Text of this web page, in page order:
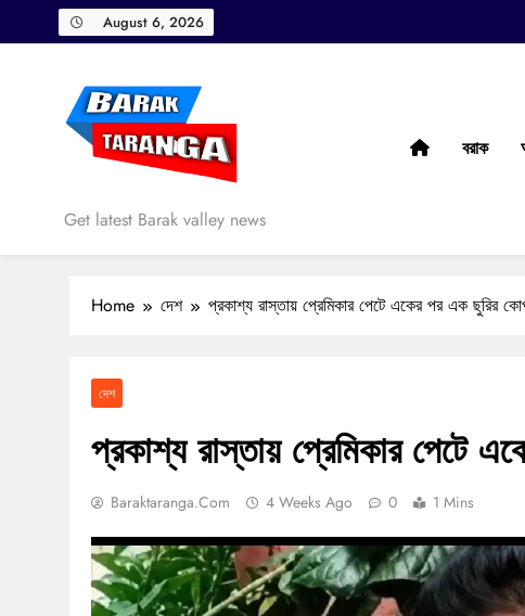
to
August 6, 2026
Barak Taranga
Get latest Barak valley news
বরাক
Home দেশ প্রকাশ্য রাস্তায় প্রেমিকার পেটে একের পর এক ছুরির
দেশ
প্রকাশ্য রাস্তায় প্রেমিকার পেটে
Baraktaranga.com 4 Weeks Ago 0 1 Mins